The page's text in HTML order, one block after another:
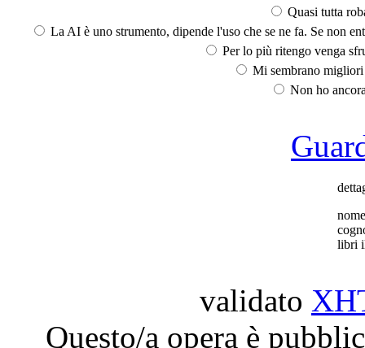
Quasi tutta
La AI è uno strumento, dipende l'uso che se ne fa. Se non
Per lo più ritengo venga
Mi sembrano
Non ho
nome
libri
validato
Questo/a opera è